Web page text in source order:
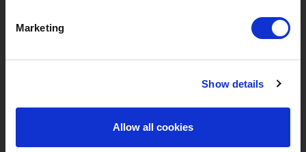
Marketing
Show details
Allow all cookies
MARKEN & PRODUKTE
Marken Über Uns
Unser Team
Stellenangebote